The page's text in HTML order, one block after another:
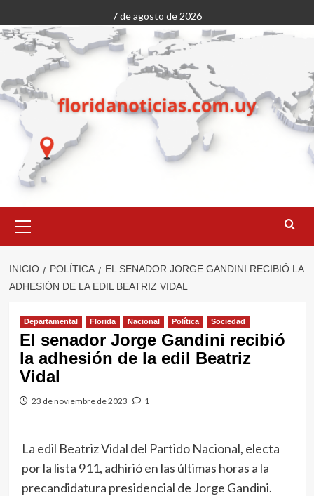
al
contenido
7 de agosto de 2026
primario
INICIO POLÍTICA
EL SENADOR JORGE GANDINI RECIBIÓ LA
ADHESIÓN DE LA EDIL BEATRIZ VIDAL
Departamental Florida Nacional Política Sociedad
El senador Jorge Gandini recibió
la adhesión de la edil Beatriz
Vidal
23 de noviembre de 2023 1
La edil Beatriz Vidal del Partido Nacional, electa
por la lista 911, adhirió en las últimas horas a la
precandidatura presidencial de Jorge Gandini.